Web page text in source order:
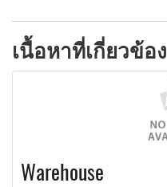
เนื้อหาที่เกี่ยวข้อง
Warehouse